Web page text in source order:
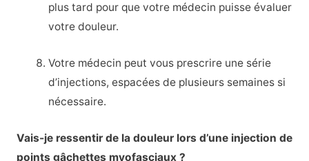
plus tard pour que votre médecin puisse évaluer
votre douleur.
Votre médecin peut vous prescrire une série
d’injections, espacées de plusieurs semaines si
nécessaire.
Vais-je ressentir de la douleur lors d’une injection de
points gâchettes myofasciaux ?